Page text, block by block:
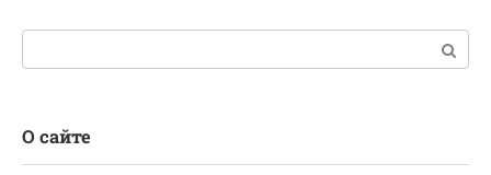
Поиск:
О сайте